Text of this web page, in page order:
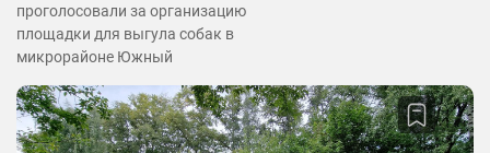
проголосовали за организацию
площадки для выгула собак в
микрорайоне Южный